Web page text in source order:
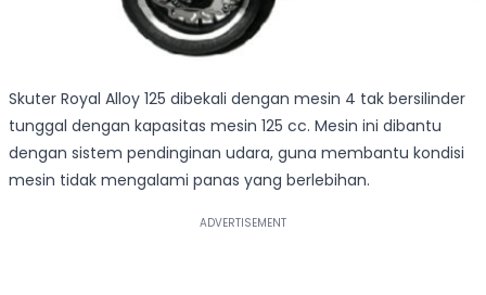
Skuter Royal Alloy 125 dibekali dengan mesin 4 tak bersilinder
tunggal dengan kapasitas mesin 125 cc. Mesin ini dibantu
dengan sistem pendinginan udara, guna membantu kondisi
mesin tidak mengalami panas yang berlebihan.